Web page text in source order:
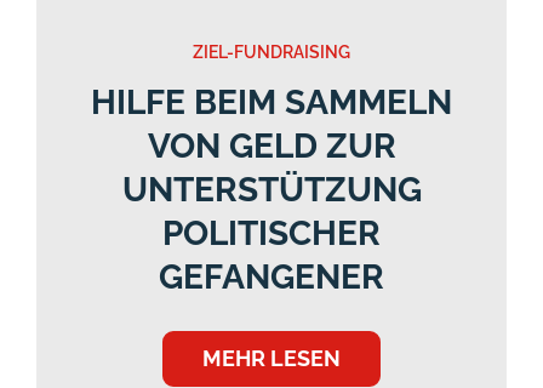
ZIEL-FUNDRAISING
HILFE BEIM SAMMELN
VON GELD ZUR
UNTERSTÜTZUNG
POLITISCHER
GEFANGENER
MEHR LESEN